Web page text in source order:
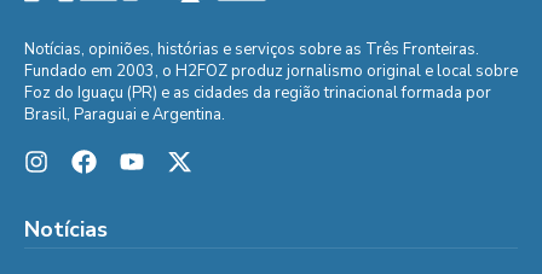
Notícias, opiniões, histórias e serviços sobre as Três Fronteiras.
Fundado em 2003, o H2FOZ produz jornalismo original e local sobre
Foz do Iguaçu (PR) e as cidades da região trinacional formada por
Brasil, Paraguai e Argentina.
Notícias